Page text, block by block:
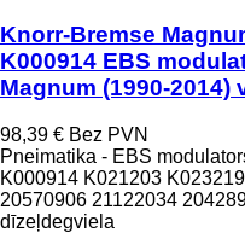
Knorr-Bremse
K000914 EBS
Magnum (1990-2014)
98,39 € Bez PVN
Pneimatika - EBS
K000914 K021203
20570906 21122034
dīzeļdegviela